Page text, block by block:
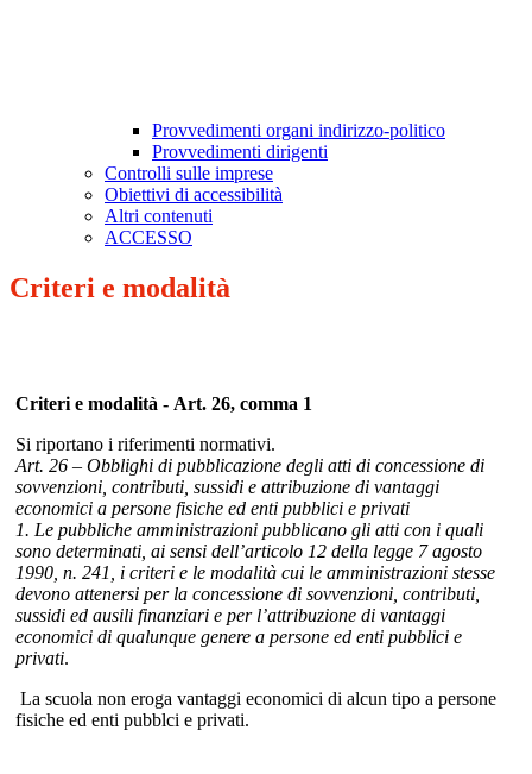
Provvedimenti organi indirizzo-politico
Provvedimenti dirigenti
Controlli sulle imprese
Obiettivi di accessibilità
Altri contenuti
ACCESSO
Criteri e modalità
Criteri e modalità - Art. 26, comma 1
Si riportano i riferimenti normativi.
Art. 26 – Obblighi di pubblicazione degli atti di concessione di
sovvenzioni, contributi, sussidi e attribuzione di vantaggi
economici a persone fisiche ed enti pubblici e privati
1. Le pubbliche amministrazioni pubblicano gli atti con i quali
sono determinati, ai sensi dell’articolo 12 della legge 7 agosto
1990, n. 241, i criteri e le modalità cui le amministrazioni stesse
devono attenersi per la concessione di sovvenzioni, contributi,
sussidi ed ausili finanziari e per l’attribuzione di vantaggi
economici di qualunque genere a persone ed enti pubblici e
privati.
La scuola non eroga vantaggi economici di alcun tipo a persone
fisiche ed enti pubblci e privati.